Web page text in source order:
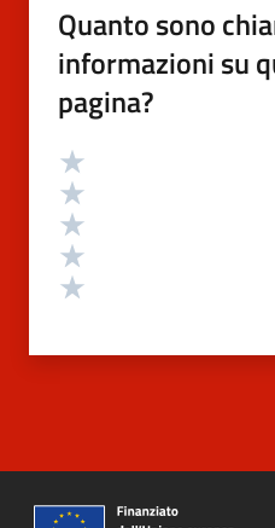
Quanto sono
informazioni su
pagina?
Valutazione